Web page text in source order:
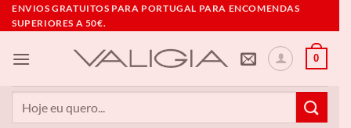
Skip
to
ENVIOS GRATUITOS PARA PORTUGAL PARA ENCOMENDAS
SUPERIORES A 50€.
0